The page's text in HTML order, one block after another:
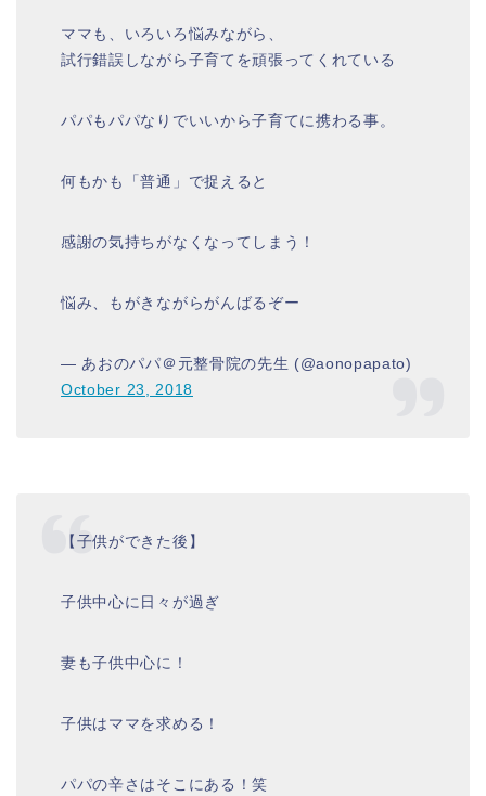
ママも、いろいろ悩みながら、
試行錯誤しながら子育てを頑張ってくれている
パパもパパなりでいいから子育てに携わる事。
何もかも「普通」で捉えると
感謝の気持ちがなくなってしまう！
悩み、もがきながらがんばるぞー
— あおのパパ＠元整骨院の先生 (@aonopapato)
October 23, 2018
【子供ができた後】
子供中心に日々が過ぎ
妻も子供中心に！
子供はママを求める！
パパの辛さはそこにある！笑